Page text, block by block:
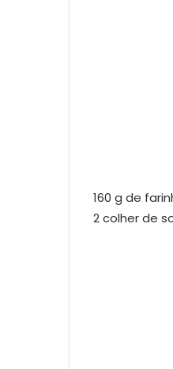
160 g de
2 colher de